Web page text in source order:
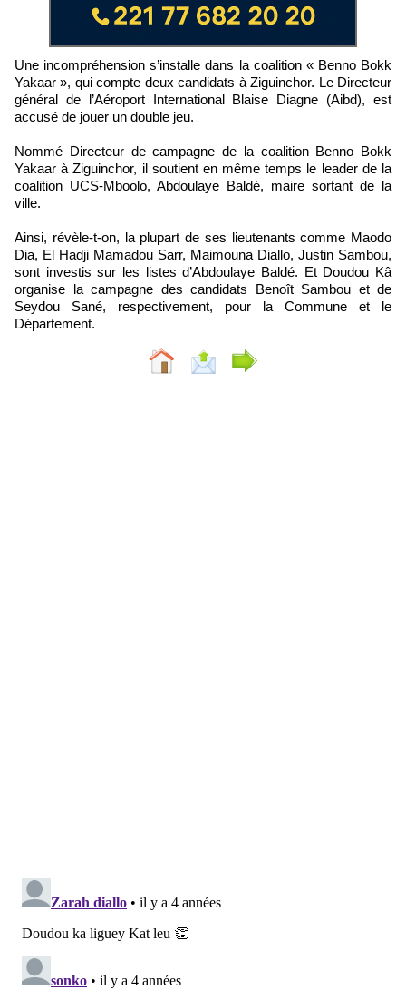
Une incompréhension s’installe dans la coalition « Benno Bokk
Yakaar », qui compte deux candidats à Ziguinchor. Le Directeur
général de l’Aéroport International Blaise Diagne (Aibd), est
accusé de jouer un double jeu.
Nommé Directeur de campagne de la coalition Benno Bokk
Yakaar à Ziguinchor, il soutient en même temps le leader de la
coalition UCS-Mboolo, Abdoulaye Baldé, maire sortant de la
ville.
Ainsi, révèle-t-on, la plupart de ses lieutenants comme Maodo
Dia, El Hadji Mamadou Sarr, Maimouna Diallo, Justin Sambou,
sont investis sur les listes d’Abdoulaye Baldé. Et Doudou Kâ
organise la campagne des candidats Benoît Sambou et de
Seydou Sané, respectivement, pour la Commune et le
Département.